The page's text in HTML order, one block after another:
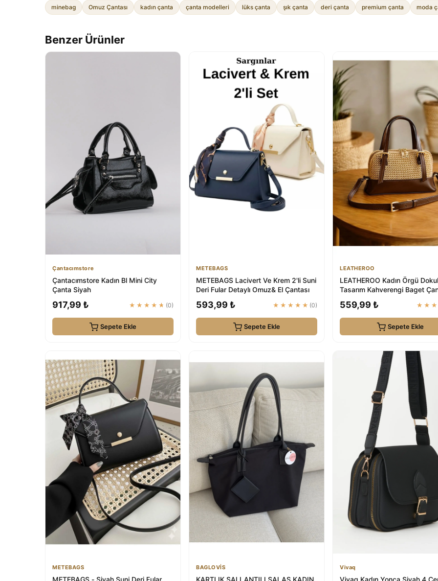
minebag Omuz Çantası kadın çanta çanta modelleri lüks çanta şık çanta deri çanta premium çanta moda
Benzer Ürünler
Çantacımstore
Çantacımstore Kadın Bl Mini City
Çanta Siyah
917,99 ₺ ★★★★★ (0)
Sepete Ekle
METEBAGS
METEBAGS Lacivert Ve Krem 2'li Suni
Deri Fular Detaylı Omuz& El Çantası
593,99 ₺ ★★★★★ (0)
Sepete Ekle
LEATHEROO
LEATHEROO Kadın Örgü
Tasarım Kahverengi Baget
559,99 ₺
Sepete Ekle
METEBAGS BAGLOVİS Vivaq